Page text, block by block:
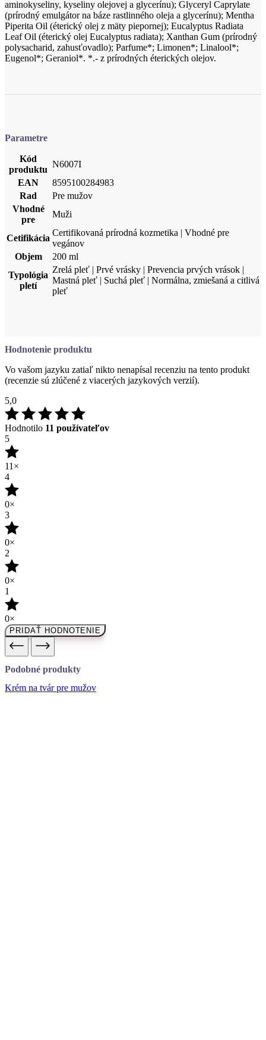
aminokyseliny, kyseliny olejovej a glycerínu); Glyceryl Caprylate
(prírodný emulgátor na báze rastlinného oleja a glycerínu); Mentha
Piperita Oil (éterický olej z mäty piepornej); Eucalyptus Radiata
Leaf Oil (éterický olej Eucalyptus radiata); Xanthan Gum (prírodný
polysacharid, zahusťovadlo); Parfume*; Limonen*; Linalool*;
Eugenol*; Geraniol*. *.- z prírodných éterických olejov.
Parametre
Kód
produktu
N6007I
EAN
8595100284983
Rad
Pre mužov
Vhodné
pre
Muži
Cetifikácia
Certifikovaná prírodná kozmetika | Vhodné pre
vegánov
Objem
200 ml
Typológia
pletí
Zrelá pleť | Prvé vrásky | Prevencia prvých vrások |
Mastná pleť | Suchá pleť | Normálna, zmiešaná a citlivá
pleť
Hodnotenie produktu
Vo vašom jazyku zatiaľ nikto nenapísal recenziu na tento produkt
(recenzie sú zlúčené z viacerých jazykových verzií).
5,0
Hodnotilo 11 používateľov
5
11×
4
0×
3
0×
2
0×
1
0×
PRIDAŤ HODNOTENIE
Podobné produkty
Krém na tvár pre mužov